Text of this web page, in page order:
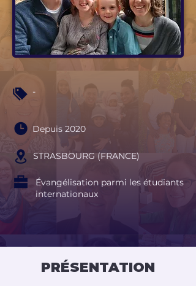
-
Depuis 2020
STRASBOURG (FRANCE)
Évangélisation parmi les étudiants
internationaux
PRÉSENTATION